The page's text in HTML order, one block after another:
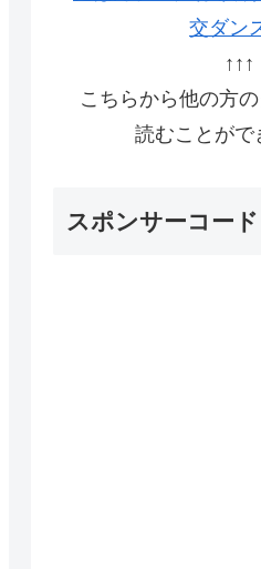
↑↑↑
こちらから他の方
読むことがで
スポンサーコード